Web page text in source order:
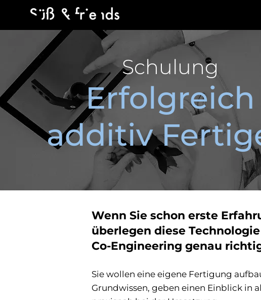
Schulung
Erfolgreich
additiv
Wenn Sie schon erste
überlegen diese
Co-Engineering genau
Sie wollen eine eigene Fertigung
Grundwissen, geben einen Einblick in